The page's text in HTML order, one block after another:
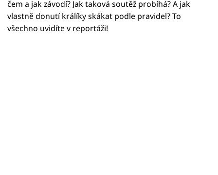
čem a jak závodí? Jak taková soutěž probíhá? A jak
vlastně donutí králíky skákat podle pravidel? To
všechno uvidíte v reportáži!